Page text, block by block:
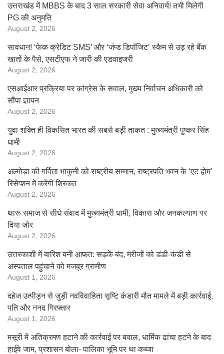
उत्तराखंड में MBBS के बाद 3 साल सरकारी सेवा अनिवार्य! तभी मिलेगी
PG की अनुमति
August 2, 2026
सावधान! ‘फेक क्रेडिट SMS’ और ‘जंप्ड डिपॉजिट’ स्कैम से उड़ रहे बैंक
खातों के पैसे, एसटीएफ ने जारी की एडवाइजरी
August 2, 2026
एसआईआर प्रक्रिया पर कांग्रेस के सवाल, मुख्य निर्वाचन अधिकारी को
सौंपा ज्ञापन
August 2, 2026
युवा शक्ति ही विकसित भारत की सबसे बड़ी ताकत : मुख्यमंत्री पुष्कर सिंह
धामी
August 2, 2026
अल्मोड़ा की गर्विता भाकुनी को राष्ट्रीय सम्मान, राष्ट्रपति भवन के ‘एट होम’
रिसेप्शन में करेंगी शिरकत
August 2, 2026
थारू समाज से सीधे संवाद में मुख्यमंत्री धामी, विकास और जनकल्याण पर
दिया जोर
August 2, 2026
उत्तरकाशी में बारिश बनी आफत: सड़कें बंद, मरीजों को डंडी-कंडी से
अस्पताल पहुंचाने को मजबूर ग्रामीण
August 1, 2026
दहेज उत्पीड़न से जुड़ी नवविवाहिता सृष्टि कंडारी मौत मामले में बड़ी कार्रवाई,
पति और ननद गिरफ्तार
August 1, 2026
मसूरी में अतिक्रमण हटाने की कार्रवाई पर बवाल, धार्मिक ढांचा हटने के बाद
हाईवे जाम, प्रशासन बोला- पालिका भूमि पर था कब्जा